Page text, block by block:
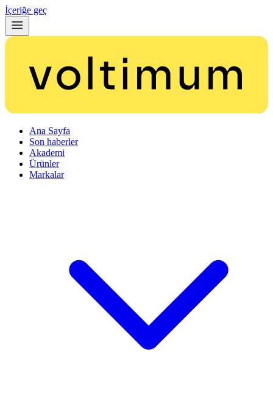
İçeriğe geç
Ana Sayfa
Son haberler
Akademi
Ürünler
Markalar